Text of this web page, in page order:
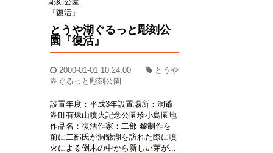
とうや湖ぐるっと彫刻公
園『復活』
2000-01-01 10:24:00
とうや
湖ぐるっと彫刻公園
設置年度：平成3年設置場所：洞爺
湖町有珠山噴火記念公園珍小島園地
作品名：復活作家：二部 黎制作を
前に二部氏が洞爺湖を訪れた際に噴
火による倒木の中から新しい芽が...